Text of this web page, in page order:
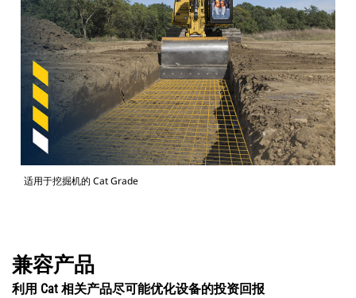
适用于挖掘机的 Cat Grade
兼容产品
利用 Cat 相关产品尽可能优化设备的投资回报